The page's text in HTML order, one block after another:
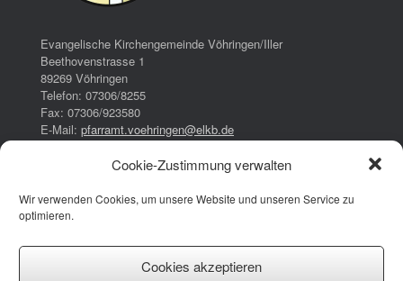
Cookie-Zustimmung verwalten
Wir verwenden Cookies, um unsere Website und unseren Service zu
optimieren.
Cookies akzeptieren
Evangelische Kirchengemeinde Vöhringen/Iller
Beethovenstrasse 1
89269 Vöhringen
Telefon: 07306/8255
Fax: 07306/923580
E-Mail: pfarramt.voehringen@elkb.de
16:00 – 17:00 Uhr
Donnerstag: